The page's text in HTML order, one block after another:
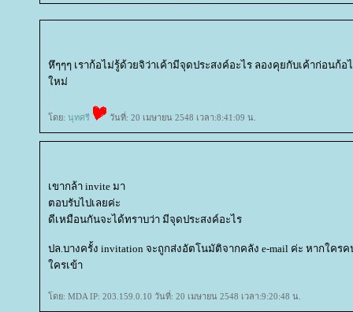
หึๆๆๆ เราก้อไม่รู้ด้วยจิว่าเค้ามีจุดประสงค์อะไร ลองคุยกับเค้าก่อนก้
หม่
ดย: นุทศรี วันที่: 20 เมษายน 2548 เวลา:8:41:09 น.
เขากล้า invite มา
ตอบรับไปเลยค่ะ
ดีเหมือนกันจะได้ทราบว่า มีจุดประสงค์อะไร
ปล.บางครั้ง invitation จะถูกส่งอัตโนมัติจากคลัง e-mail ค่ะ หากใคร
ครเข้า
ดย: MDA IP: 203.159.0.10 วันที่: 20 เมษายน 2548 เวลา:9:20:48 น.